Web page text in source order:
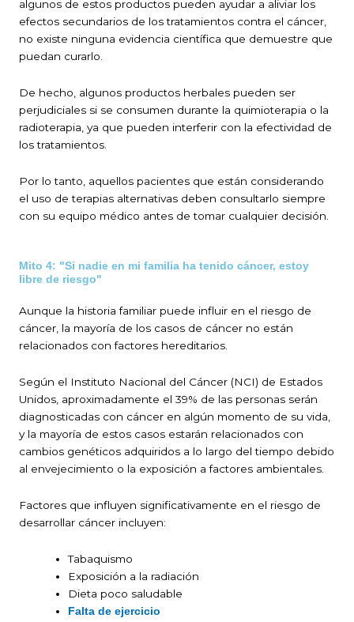
algunos de estos productos pueden ayudar a aliviar los
efectos secundarios de los tratamientos contra el cáncer,
no existe ninguna evidencia científica que demuestre que
puedan curarlo.
De hecho, algunos productos herbales pueden ser
perjudiciales si se consumen durante la quimioterapia o la
radioterapia, ya que pueden interferir con la efectividad de
los tratamientos.
Por lo tanto, aquellos pacientes que están considerando
el uso de terapias alternativas deben consultarlo siempre
con su equipo médico antes de tomar cualquier decisión.
Mito 4: "Si nadie en mi familia ha tenido cáncer, estoy
libre de riesgo"
Aunque la historia familiar puede influir en el riesgo de
cáncer, la mayoría de los casos de cáncer no están
relacionados con factores hereditarios.
Según el Instituto Nacional del Cáncer (NCI) de Estados
Unidos, aproximadamente el 39% de las personas serán
diagnosticadas con cáncer en algún momento de su vida,
y la mayoría de estos casos estarán relacionados con
cambios genéticos adquiridos a lo largo del tiempo debido
al envejecimiento o la exposición a factores ambientales.
Factores que influyen significativamente en el riesgo de
desarrollar cáncer incluyen:
Tabaquismo
Exposición a la radiación
Dieta poco saludable
Falta de ejercicio